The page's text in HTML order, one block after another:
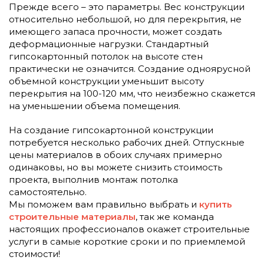
Прежде всего – это параметры. Вес конструкции
относительно небольшой, но для перекрытия, не
имеющего запаса прочности, может создать
деформационные нагрузки. Стандартный
гипсокартонный потолок на высоте стен
практически не означится. Создание одноярусной
объемной конструкции уменьшит высоту
перекрытия на 100-120 мм, что неизбежно скажется
на уменьшении объема помещения.
На создание гипсокартонной конструкции
потребуется несколько рабочих дней. Отпускные
цены материалов в обоих случаях примерно
одинаковы, но вы можете снизить стоимость
проекта, выполнив монтаж потолка
самостоятельно.
Мы поможем вам правильно выбрать и купить
строительные материалы, так же команда
настоящих профессионалов окажет строительные
услуги в самые короткие сроки и по приемлемой
стоимости!